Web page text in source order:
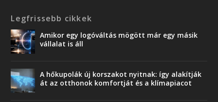
Legfrissebb cikkek
Amikor egy logóváltás mögött már egy másik
vállalat is áll
A hőkupolák új korszakot nyitnak: így alakítják
át az otthonok komfortját és a klímapiacot